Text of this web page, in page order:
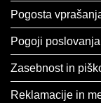
Pogosta
Pogoji poslovanja
Zasebnost in
Reklamacije in